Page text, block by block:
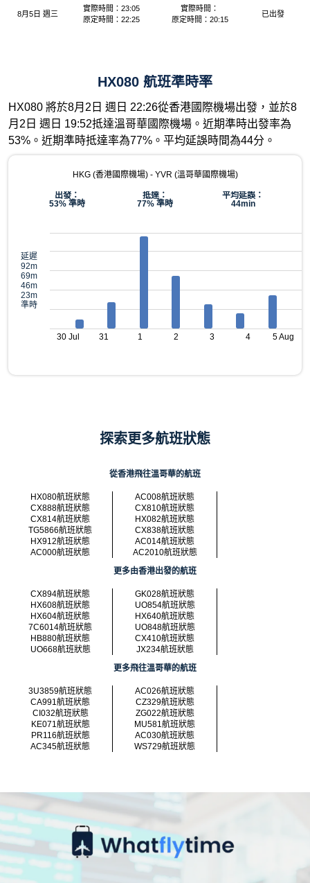
8月5日 週三
實際時間：23:05
原定時間：22:25
實際時間：
原定時間：20:15
已出發
HX080 航班準時率
HX080 將於8月2日 週日 22:26從香港國際機場出發，並於8
月2日 週日 19:52抵達溫哥華國際機場。近期準時出發率為
53%。近期準時抵達率為77%。平均延誤時間為44分。
HKG (香港國際機場) - YVR (溫哥華國際機場)
出發：
53% 準時
抵達：
77% 準時
平均延誤：
44min
延遲
92m
69m
46m
23m
準時
30 Jul 31 1 2 3 4 5 Aug
探索更多航班狀態
從香港飛往溫哥華的航班
HX080航班狀態
AC008航班狀態
CX888航班狀態
CX810航班狀態
CX814航班狀態
HX082航班狀態
TG5866航班狀態
CX838航班狀態
HX912航班狀態
AC014航班狀態
AC000航班狀態
AC2010航班狀態
更多由香港出發的航班
CX894航班狀態
GK028航班狀態
HX608航班狀態
UO854航班狀態
HX604航班狀態
HX640航班狀態
7C6014航班狀態
UO848航班狀態
HB880航班狀態
CX410航班狀態
UO668航班狀態
JX234航班狀態
更多飛往溫哥華的航班
3U3859航班狀態
AC026航班狀態
CA991航班狀態
CZ329航班狀態
CI032航班狀態
ZG022航班狀態
KE071航班狀態
MU581航班狀態
PR116航班狀態
AC030航班狀態
AC345航班狀態
WS729航班狀態